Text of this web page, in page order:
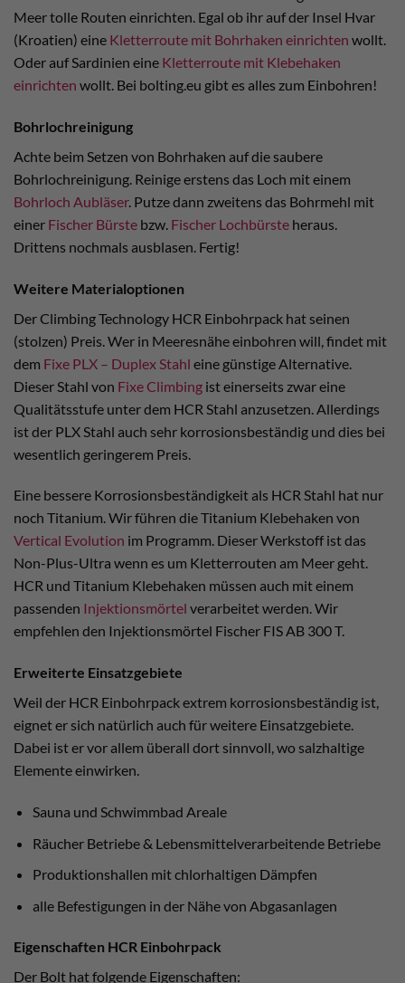
Meer tolle Routen einrichten. Egal ob ihr auf der Insel Hvar
(Kroatien) eine Kletterroute mit Bohrhaken einrichten wollt.
Oder auf Sardinien eine Kletterroute mit Klebehaken
einrichten wollt. Bei bolting.eu gibt es alles zum Einbohren!
Bohrlochreinigung
Achte beim Setzen von Bohrhaken auf die saubere
Bohrlochreinigung. Reinige erstens das Loch mit einem
Bohrloch Aubläser. Putze dann zweitens das Bohrmehl mit
einer Fischer Bürste bzw. Fischer Lochbürste heraus.
Drittens nochmals ausblasen. Fertig!
Weitere Materialoptionen
Der Climbing Technology HCR Einbohrpack hat seinen
(stolzen) Preis. Wer in Meeresnähe einbohren will, findet mit
dem Fixe PLX – Duplex Stahl eine günstige Alternative.
Dieser Stahl von Fixe Climbing ist einerseits zwar eine
Qualitätsstufe unter dem HCR Stahl anzusetzen. Allerdings
ist der PLX Stahl auch sehr korrosionsbeständig und dies bei
wesentlich geringerem Preis.
Eine bessere Korrosionsbeständigkeit als HCR Stahl hat nur
noch Titanium. Wir führen die Titanium Klebehaken von
Vertical Evolution im Programm. Dieser Werkstoff ist das
Non-Plus-Ultra wenn es um Kletterrouten am Meer geht.
HCR und Titanium Klebehaken müssen auch mit einem
passenden Injektionsmörtel verarbeitet werden. Wir
empfehlen den Injektionsmörtel Fischer FIS AB 300 T.
Erweiterte Einsatzgebiete
Weil der HCR Einbohrpack extrem korrosionsbeständig ist,
eignet er sich natürlich auch für weitere Einsatzgebiete.
Dabei ist er vor allem überall dort sinnvoll, wo salzhaltige
Elemente einwirken.
Sauna und Schwimmbad Areale
Räucher Betriebe & Lebensmittelverarbeitende Betriebe
Produktionshallen mit chlorhaltigen Dämpfen
alle Befestigungen in der Nähe von Abgasanlagen
Eigenschaften HCR Einbohrpack
Der Bolt hat folgende Eigenschaften: